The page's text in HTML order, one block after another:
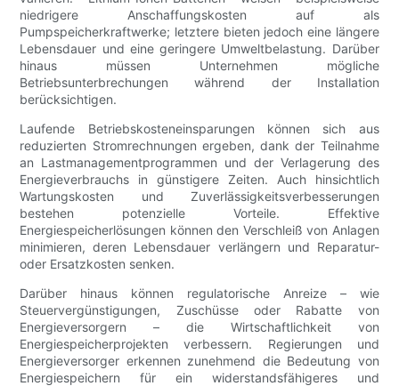
niedrigere Anschaffungskosten auf als
Pumpspeicherkraftwerke; letztere bieten jedoch eine längere
Lebensdauer und eine geringere Umweltbelastung. Darüber
hinaus müssen Unternehmen mögliche
Betriebsunterbrechungen während der Installation
berücksichtigen.
Laufende Betriebskosteneinsparungen können sich aus
reduzierten Stromrechnungen ergeben, dank der Teilnahme
an Lastmanagementprogrammen und der Verlagerung des
Energieverbrauchs in günstigere Zeiten. Auch hinsichtlich
Wartungskosten und Zuverlässigkeitsverbesserungen
bestehen potenzielle Vorteile. Effektive
Energiespeicherlösungen können den Verschleiß von Anlagen
minimieren, deren Lebensdauer verlängern und Reparatur-
oder Ersatzkosten senken.
Darüber hinaus können regulatorische Anreize – wie
Steuervergünstigungen, Zuschüsse oder Rabatte von
Energieversorgern – die Wirtschaftlichkeit von
Energiespeicherprojekten verbessern. Regierungen und
Energieversorger erkennen zunehmend die Bedeutung von
Energiespeichern für ein widerstandsfähigeres und